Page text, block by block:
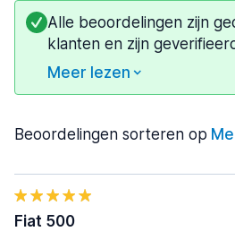
Alle beoordelingen zijn
klanten en zijn
Meer lezen
Beoordelingen sorteren op
Fiat 500